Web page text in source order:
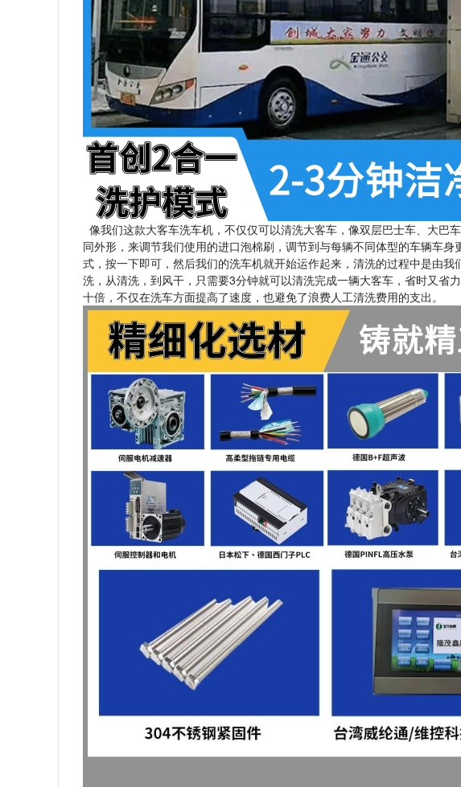
像我们这款大客车洗车机，不仅仅可以清洗大客车，像双层巴士车、大巴
同外形，来调节我们使用的进口泡棉刷，调节到与每辆不同体型的车辆车
式，按一下即可，然后我们的洗车机就开始运作起来，清洗的过程中是由
洗，从清洗，到风干，只需要3分钟就可以清洗完成一辆大客车，省时又省
十倍，不仅在洗车方面提高了速度，也避免了浪费人工清洗费用的支出。